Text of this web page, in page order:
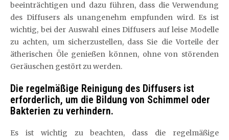
beeinträchtigen und dazu führen, dass die Verwendung
des Diffusers als unangenehm empfunden wird. Es ist
wichtig, bei der Auswahl eines Diffusers auf leise Modelle
zu achten, um sicherzustellen, dass Sie die Vorteile der
ätherischen Öle genießen können, ohne von störenden
Geräuschen gestört zu werden.
Die regelmäßige Reinigung des Diffusers ist
erforderlich, um die Bildung von Schimmel oder
Bakterien zu verhindern.
Es ist wichtig zu beachten, dass die regelmäßige